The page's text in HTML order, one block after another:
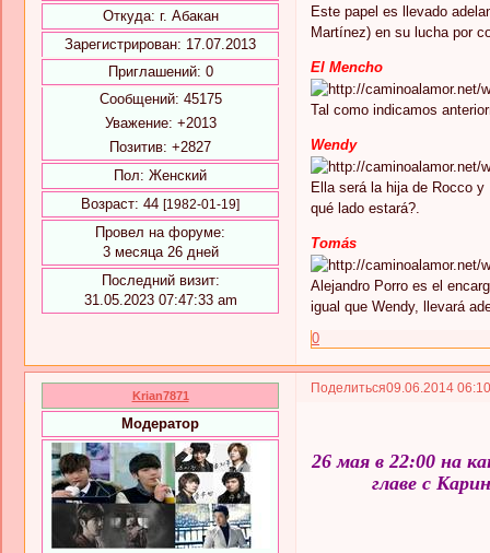
Откуда: г. Абакан
Зарегистрирован: 17.07.2013
Приглашений: 0
Сообщений: 45175
Уважение: +2013
Позитив: +2827
Пол: Женский
Возраст: 44 [1982-01-19]
Провел на форуме:
3 месяца 26 дней
Последний визит:
31.05.2023 07:47:33 am
Este papel es llevado
Martínez) en su lucha por
El Mencho
Tal como indicamos
Wendy
Ella será la hija de Rocco
qué lado estará?.
Tomás
Alejandro Porro es el
igual que Wendy, llevará
0
Поделиться09.06.2014
Krian7871
Модератор
26 мая в 22:00 на
главе с